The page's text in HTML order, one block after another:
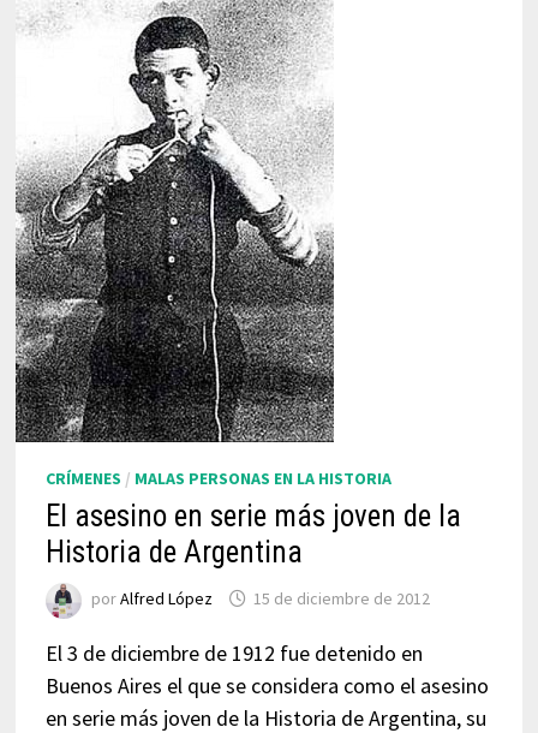
CRÍMENES / MALAS PERSONAS EN LA HISTORIA
El asesino en serie más joven de la
Historia de Argentina
porAlfred López 15 de diciembre de 2012
El 3 de diciembre de 1912 fue detenido en
Buenos Aires el que se considera como el asesino
en serie más joven de la Historia de Argentina, su